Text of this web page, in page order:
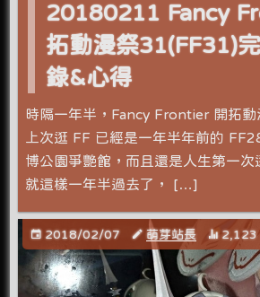
20180211 Fancy
拓動漫祭31(FF31)
錄&心得
時隔一年半，Fancy Frontier 開拓動
上次逛 FF 已經是一年半年前的
博公園爭艷館，而且還是人生第一次
就這樣一年半過去了， […]
2018/02/07 萌芽站長 2,123